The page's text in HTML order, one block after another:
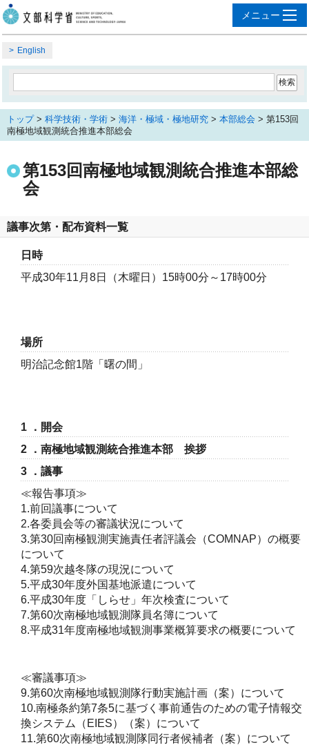
English
トップ> 科学技術・学術 > 海洋・極域・極地研究 > 本部総会 > 第153回
南極地域観測統合推進本部総会
第153回南極地域観測統合推進本部総
会
議事次第・配布資料一覧
日時
平成30年11月8日（木曜日）15時00分～17時00分
場所
明治記念館1階「曙の間」
1 ．開会
2 ．南極地域観測統合推進本部 挨拶
3 ．議事
≪報告事項≫
1.前回議事について
2.各委員会等の審議状況について
3.第30回南極観測実施責任者評議会（COMNAP）の概要
について
4.第59次越冬隊の現況について
5.平成30年度外国基地派遣について
6.平成30年度「しらせ」年次検査について
7.第60次南極地域観測隊員名簿について
8.平成31年度南極地域観測事業概算要求の概要について
≪審議事項≫
9.第60次南極地域観測隊行動実施計画（案）について
10.南極条約第7条5に基づく事前通告のための電子情報交
換システム（EIES）（案）について
11.第60次南極地域観測隊同行者候補者（案）について